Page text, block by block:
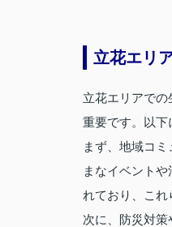
立花エリ
立花エリアで
重要です。以下
まず、地域コ
まなイベント
れており、これ
次に、防災対